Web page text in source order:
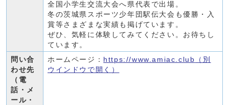
全国小学生交流大会へ県代表で出場。
冬の茨城県スポーツ少年団駅伝大会も優勝・入
賞等さまざまな実績も掲げています。
ぜひ、気軽に体験してみてください。お待ちし
ています。
問い合
わせ先
（電
話・メ
ール・
ホームページ： https://www.amiac.club （別
ウインドウで開く）